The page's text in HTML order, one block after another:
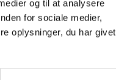
og til at analysere
for sociale medier,
oplysninger, du har givet